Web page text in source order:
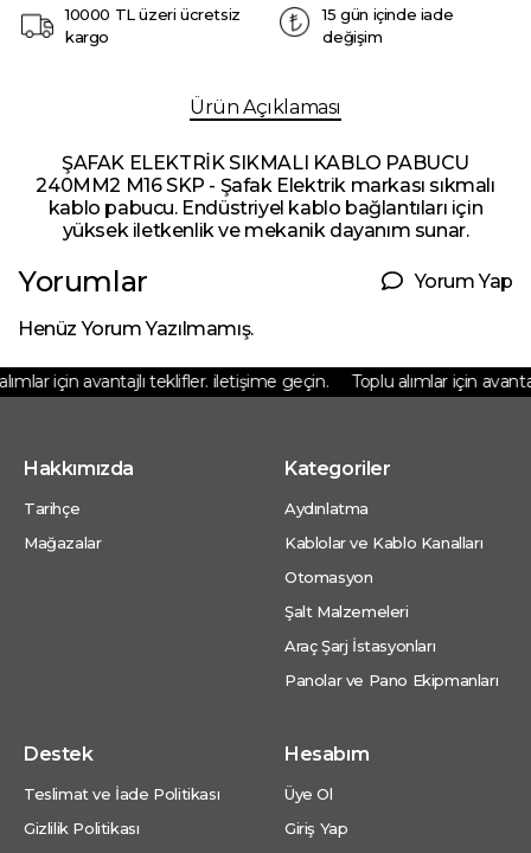
10000 TL üzeri ücretsiz
kargo
15 gün içinde iade
değişim
Ürün Açıklaması
ŞAFAK ELEKTRİK SIKMALI KABLO PABUCU
240MM2 M16 SKP - Şafak Elektrik markası sıkmalı
kablo pabucu. Endüstriyel kablo bağlantıları için
yüksek iletkenlik ve mekanik dayanım sunar.
Yorumlar Yorum Yap
Henüz Yorum Yazılmamış.
için avantajlı teklifler. iletişime geçin. Toplu alımlar için
Hakkımızda
Tarihçe
Mağazalar
Kategoriler
Aydınlatma
Kablolar ve Kablo Kanalları
Otomasyon
Şalt Malzemeleri
Araç Şarj İstasyonları
Panolar ve Pano Ekipmanları
Destek
Teslimat ve İade Politikası
Gizlilik Politikası
Hesabım
Üye Ol
Giriş Yap